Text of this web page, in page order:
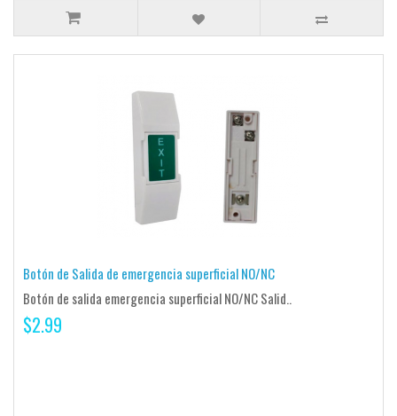
Botón de Salida de emergencia superficial NO/NC
Botón de salida emergencia superficial NO/NC Salid..
$2.99